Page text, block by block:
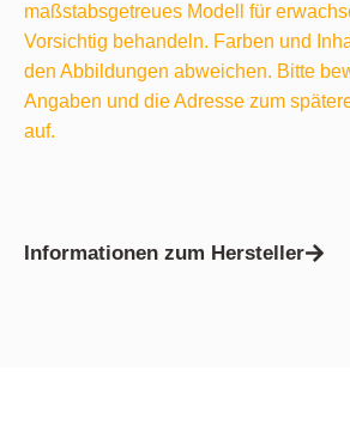
maßstabsgetreues Modell für
Vorsichtig behandeln. Farben und
den Abbildungen abweichen. Bitte
Angaben und die Adresse zum
auf.
Informationen zum Hersteller